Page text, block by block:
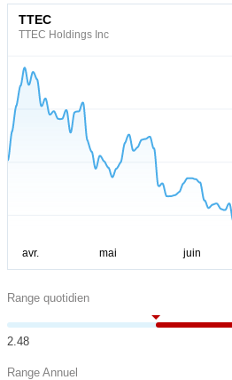
TTEC
TTEC Holdings Inc
Range quotidien
2.48
Range Annuel